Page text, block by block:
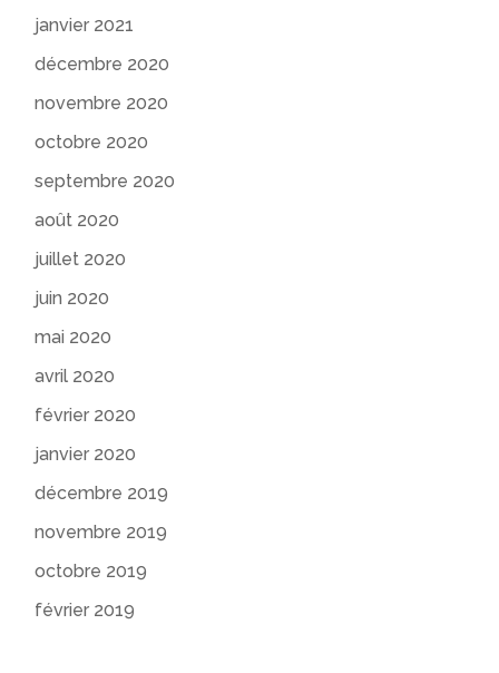
janvier 2021
décembre 2020
novembre 2020
octobre 2020
septembre 2020
août 2020
juillet 2020
juin 2020
mai 2020
avril 2020
février 2020
janvier 2020
décembre 2019
novembre 2019
octobre 2019
février 2019